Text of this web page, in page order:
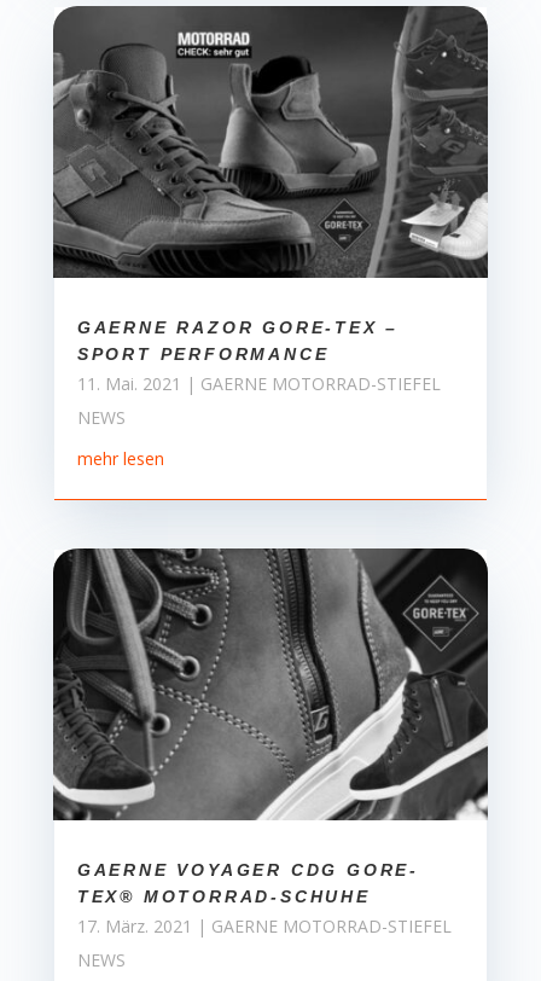
GAERNE RAZOR GORE-TEX –
SPORT PERFORMANCE
11. Mai. 2021 | GAERNE MOTORRAD-STIEFEL
NEWS
mehr lesen
GAERNE VOYAGER CDG GORE-
TEX® MOTORRAD-SCHUHE
17. März. 2021 | GAERNE MOTORRAD-STIEFEL
NEWS